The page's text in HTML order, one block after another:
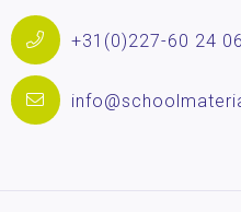
+31(0)227-60 24 06